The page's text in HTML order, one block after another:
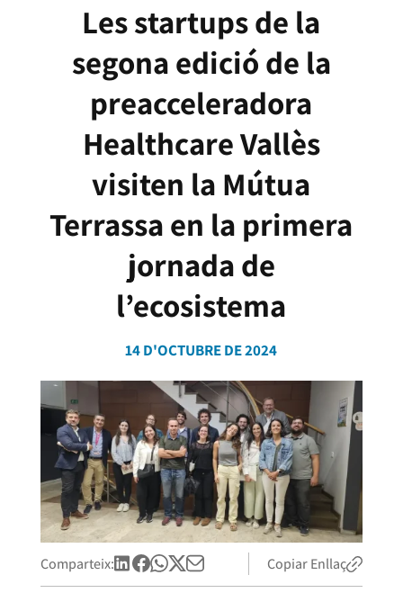
Les startups de la
segona edició de la
preacceleradora
Healthcare Vallès
visiten la Mútua
Terrassa en la primera
jornada de
l’ecosistema
14 D'OCTUBRE DE 2024
Comparteix: Copiar Enllaç